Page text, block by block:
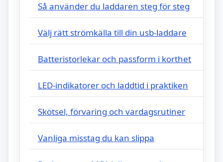
Så använder du laddaren steg för steg
Välj rätt strömkälla till din usb-laddare
Batteristorlekar och passform i korthet
LED-indikatorer och laddtid i praktiken
Skötsel, förvaring och vardagsrutiner
Vanliga misstag du kan slippa